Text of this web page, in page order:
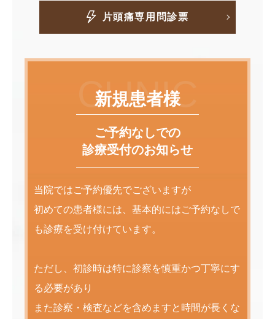
片頭痛専用問診票
CLINIC
新規患者様
ご予約なしでの
診療受付のお知らせ
当院ではご予約優先でございますが
初めての患者様には、基本的にはご予約なしで
も診療を受け付けています。
ただし、初診時は特に診察を慎重かつ丁寧にす
る必要があり
また診察・検査などを含めますと時間が長くな